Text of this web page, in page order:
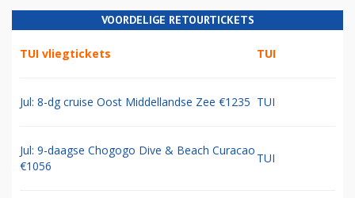
VOORDELIGE RETOURTICKETS
TUI vliegtickets TUI
Jul: 8-dg cruise Oost Middellandse Zee €1235 TUI
Jul: 9-daagse Chogogo Dive & Beach Curacao
€1056
TUI